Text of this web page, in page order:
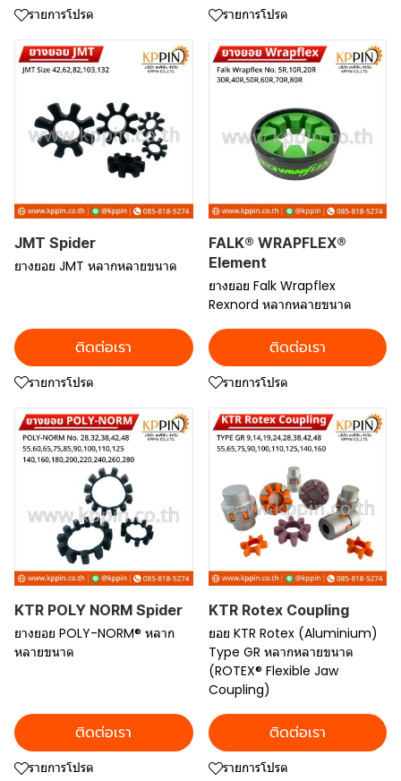
รายการโปรด รายการโปรด
JMT Spider
ยางยอย JMT หลากหลายขนาด
ติดต่อเรา
รายการโปรด
FALK® WRAPFLEX®
Element
ยางยอย Falk Wrapflex
Rexnord หลากหลายขนาด
ติดต่อเรา
รายการโปรด
KTR POLY NORM Spider
ยางยอย POLY-NORM® หลาก
หลายขนาด
ติดต่อเรา
รายการโปรด
KTR Rotex Coupling
ยอย KTR Rotex (Aluminium)
Type GR หลากหลายขนาด
(ROTEX® Flexible Jaw
Coupling)
ติดต่อเรา
รายการโปรด